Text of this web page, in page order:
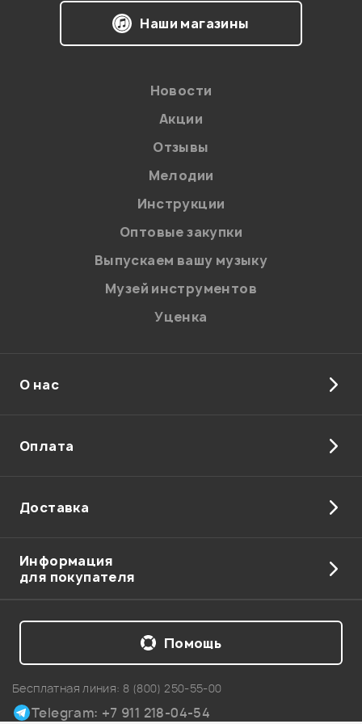
на обработку персональных данных в
Политикой в отношении обработки
персональных данных.
Введите проверочное число:
Наши магазины
Новости
Акции
Отзывы
Мелодии
Инструкции
Оптовые закупки
Выпускаем вашу музыку
Музей инструментов
Уценка
О нас
Оплата
Доставка
Информация
для покупателя
Бесплатная линия: 8 (800) 250-55-00
Telegram: +7 911 218-04-54
Помощь